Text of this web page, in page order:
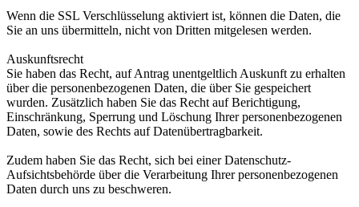
Wenn die SSL Verschlüsselung aktiviert ist, können die Daten, die
Sie an uns übermitteln, nicht von Dritten mitgelesen werden.
Auskunftsrecht
Sie haben das Recht, auf Antrag unentgeltlich Auskunft zu erhalten
über die personenbezogenen Daten, die über Sie gespeichert
wurden. Zusätzlich haben Sie das Recht auf Berichtigung,
Einschränkung, Sperrung und Löschung Ihrer personenbezogenen
Daten, sowie des Rechts auf Datenübertragbarkeit.
Zudem haben Sie das Recht, sich bei einer Datenschutz-
Aufsichtsbehörde über die Verarbeitung Ihrer personenbezogenen
Daten durch uns zu beschweren.